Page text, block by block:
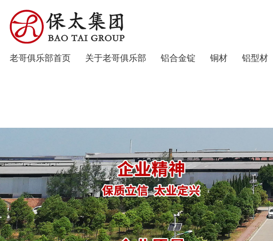
老哥俱乐部首页 关于老哥俱乐部 铝合金锭 铜材 铝型材